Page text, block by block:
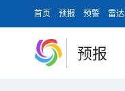
首页 预报 预警 雷达
预报